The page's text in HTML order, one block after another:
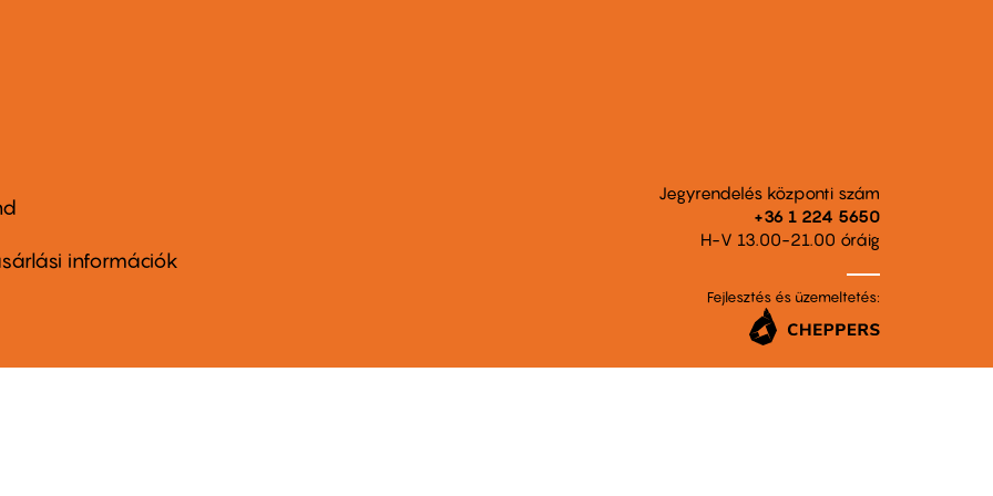
információk
Jegyrendelés központi szám
+36 1 224 5650
H-V 13.00-21.00 óráig
Fejlesztés és üzemeltetés: